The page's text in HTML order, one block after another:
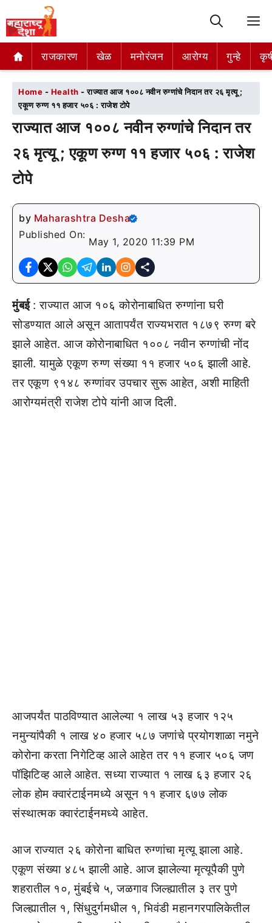
राजकारण खेळ मनोरंजन आरोग्य गुन्हे
राजकारण खेळ मनोरंजन आरोग्य गुन्हे
Home - Health -राज्यात आज १००८ नवीन रुग्णांचे निदान तर २६ मृत्यू ;
एकूण रुग्ण ११ हजार ५०६ : राजेश टोपे
राज्यात आज १००८ नवीन रुग्णांचे निदान तर
२६ मृत्यू ; एकूण रुग्ण ११ हजार ५०६ : राजेश
टोपे
by Maharashtra Desha
Published On:
May 1, 2020 11:39 PM
मुंबई : राज्यात आज १०६ कोरोनाबाधित रुग्णांना घरी
सोडण्यात आले असून आतापर्यंत राज्यभरात १८७९ रुग्ण बरे
झाले आहेत. आज कोरोनाबाधित १००८ नवीन रुग्णांची नोंद
झाली. यामुळे एकूण रुग्ण संख्या ११ हजार ५०६ झाली आहे.
तर एकूण ९१४८ रुग्णांवर उपचार सुरू आहेत, अशी माहिती
आरोग्यमंत्री राजेश टोपे यांनी आज दिली.
आजपर्यंत पाठविण्यात आलेल्या १ लाख ५३ हजार १२५
नमुन्यांपैकी १ लाख ४० हजार ५८७ जणांचे प्रयोगशाळा नमुने
कोरोना करता निगेटिव्ह आले आहेत तर ११ हजार ५०६ जण
पॉझिटिव्ह आले आहेत. सध्या राज्यात १ लाख ६३ हजार २६
लोक होम क्वारंटाईनमध्ये असून ११ हजार ६७७ लोक
संस्थात्मक क्वारंटाईनमध्ये आहेत.
आज राज्यात २६ कोरोना बाधित रुग्णांचा मृत्यू झाला आहे.
एकूण संख्या ४८५ झाली आहे. आज झालेल्या मृत्यूपैकी पुणे
शहरातील १०, मुंबईचे ५, जळगाव जिल्ह्यातील ३ तर पुणे
जिल्ह्यातील १, सिंधुदुर्गमधील १, भिवंडी महानगरपालिकेतील